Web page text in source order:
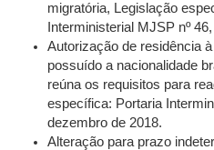
migratória, Legislação
Interministerial MJSP nº
Autorização de residência
possuído a nacionalidade
reúna os requisitos para
específica: Portaria
dezembro de 2018.
Alteração para prazo